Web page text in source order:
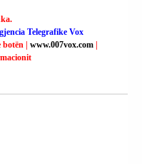
Telegrafike Vox
| www.007vox.com